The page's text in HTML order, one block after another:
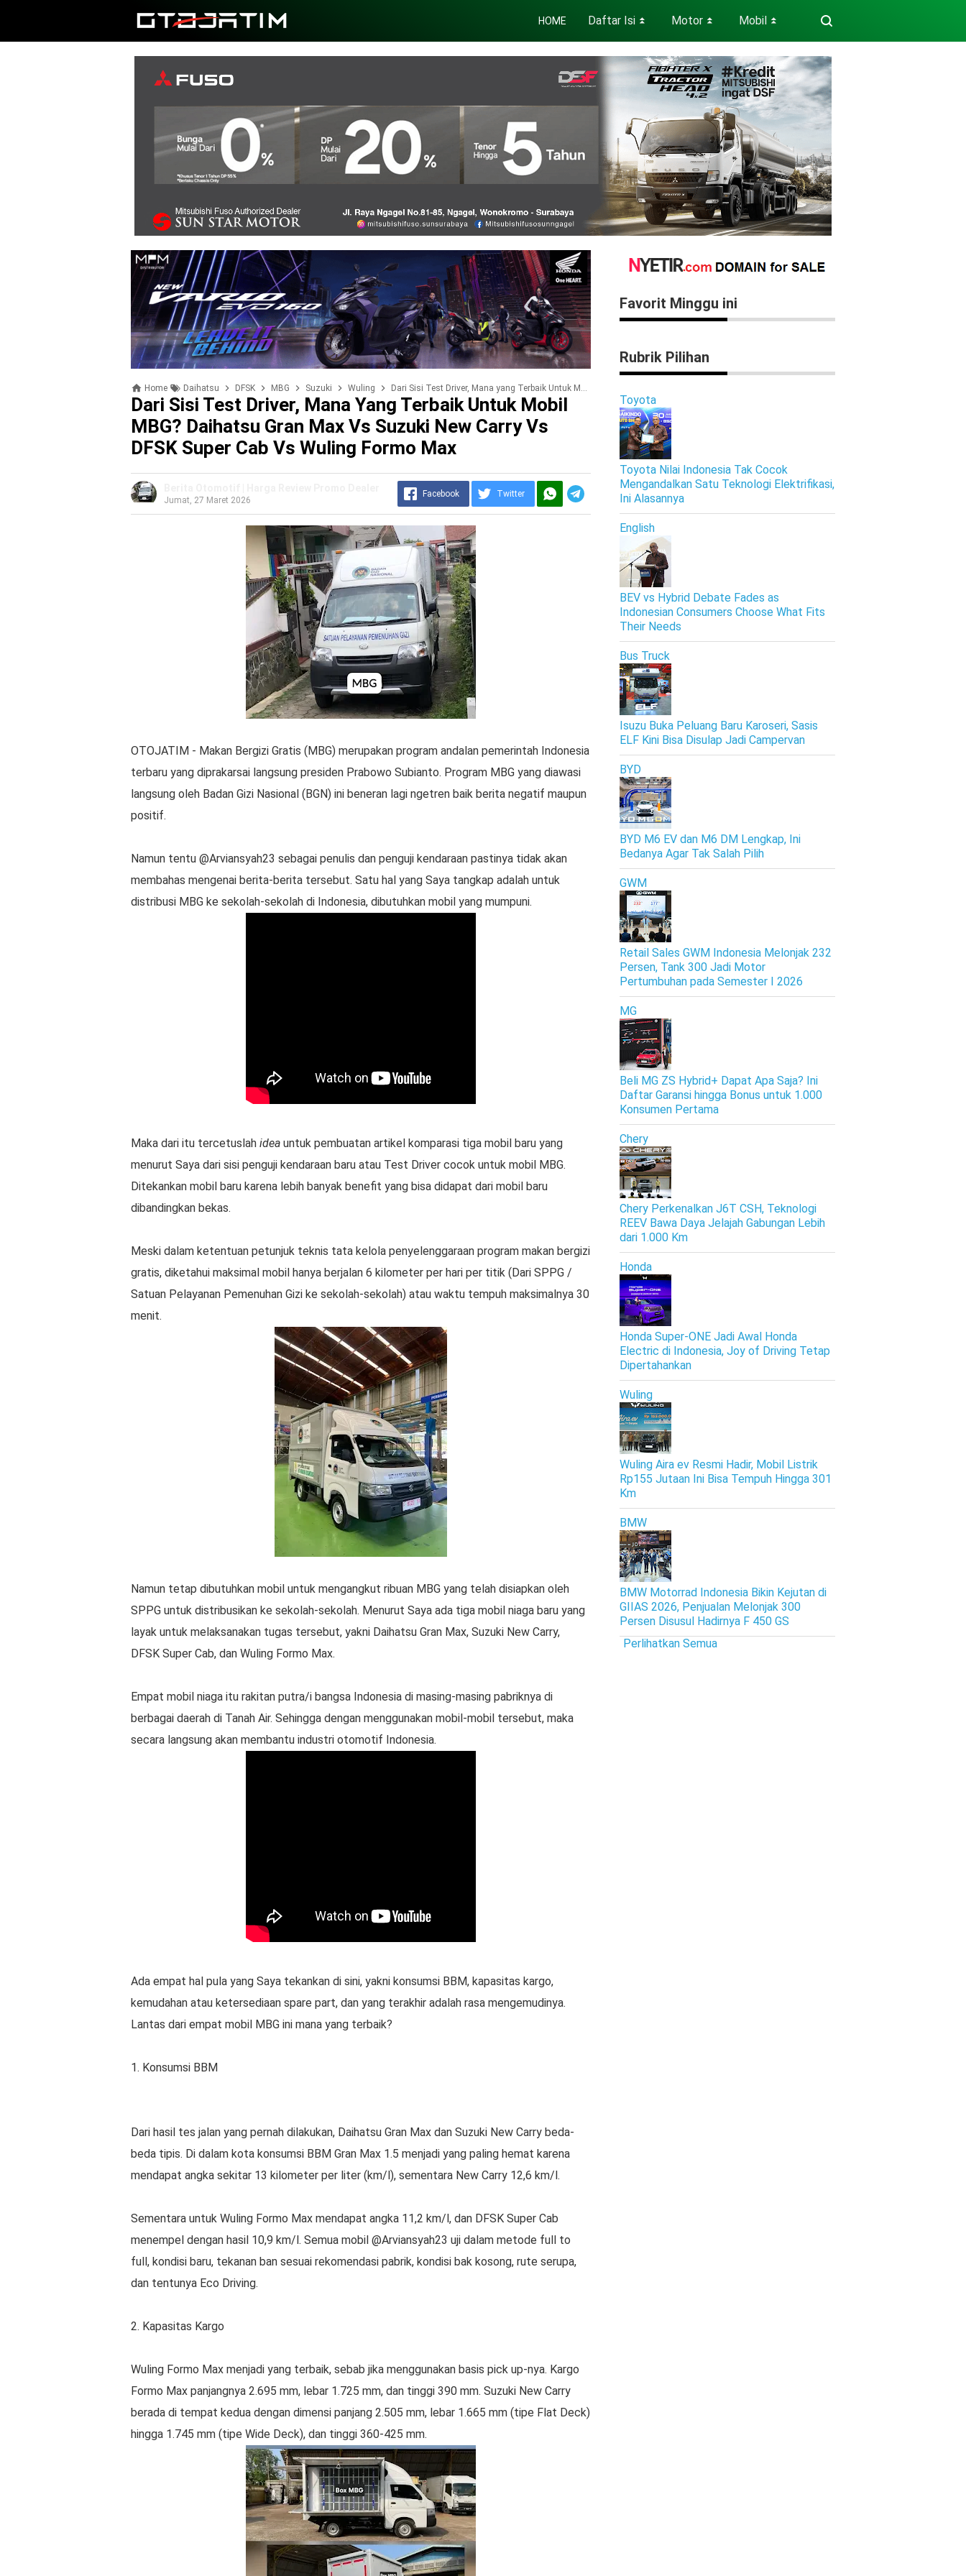
HOME Daftar Isi ⏬ Motor ⏬ Mobil ⏬
Home Daihatsu DFSK MBG Suzuki Wuling Dari Sisi Test Driver, Mana yang Terbaik Untuk Mobil MBG? Daihatsu Gran Max vs Suzuki New Carry vs DFSK Super Cab vs Wuling Formo Max
Dari Sisi Test Driver, Mana Yang Terbaik Untuk Mobil
MBG? Daihatsu Gran Max Vs Suzuki New Carry Vs
DFSK Super Cab Vs Wuling Formo Max
Jumat, 27 Maret 2026
Facebook Twitter
OTOJATIM - Makan Bergizi Gratis (MBG) merupakan program andalan pemerintah Indonesia
terbaru yang diprakarsai langsung presiden Prabowo Subianto. Program MBG yang diawasi
langsung oleh Badan Gizi Nasional (BGN) ini beneran lagi ngetren baik berita negatif maupun
positif.
Namun tentu @Arviansyah23 sebagai penulis dan penguji kendaraan pastinya tidak akan
membahas mengenai berita-berita tersebut. Satu hal yang Saya tangkap adalah untuk
distribusi MBG ke sekolah-sekolah di Indonesia, dibutuhkan mobil yang mumpuni.
Maka dari itu tercetuslah idea untuk pembuatan artikel komparasi tiga mobil baru yang
menurut Saya dari sisi penguji kendaraan baru atau Test Driver cocok untuk mobil MBG.
Ditekankan mobil baru karena lebih banyak benefit yang bisa didapat dari mobil baru
dibandingkan bekas.
Meski dalam ketentuan petunjuk teknis tata kelola penyelenggaraan program makan bergizi
gratis, diketahui maksimal mobil hanya berjalan 6 kilometer per hari per titik (Dari SPPG /
Satuan Pelayanan Pemenuhan Gizi ke sekolah-sekolah) atau waktu tempuh maksimalnya 30
menit.
Namun tetap dibutuhkan mobil untuk mengangkut ribuan MBG yang telah disiapkan oleh
SPPG untuk distribusikan ke sekolah-sekolah. Menurut Saya ada tiga mobil niaga baru yang
layak untuk melaksanakan tugas tersebut, yakni Daihatsu Gran Max, Suzuki New Carry,
DFSK Super Cab, dan Wuling Formo Max.
Empat mobil niaga itu rakitan putra/i bangsa Indonesia di masing-masing pabriknya di
berbagai daerah di Tanah Air. Sehingga dengan menggunakan mobil-mobil tersebut, maka
secara langsung akan membantu industri otomotif Indonesia.
Ada empat hal pula yang Saya tekankan di sini, yakni konsumsi BBM, kapasitas kargo,
kemudahan atau ketersediaan spare part, dan yang terakhir adalah rasa mengemudinya.
Lantas dari empat mobil MBG ini mana yang terbaik?
1. Konsumsi BBM
Dari hasil tes jalan yang pernah dilakukan, Daihatsu Gran Max dan Suzuki New Carry beda-
beda tipis. Di dalam kota konsumsi BBM Gran Max 1.5 menjadi yang paling hemat karena
mendapat angka sekitar 13 kilometer per liter (km/l), sementara New Carry 12,6 km/l.
Sementara untuk Wuling Formo Max mendapat angka 11,2 km/l, dan DFSK Super Cab
menempel dengan hasil 10,9 km/l. Semua mobil @Arviansyah23 uji dalam metode full to
full, kondisi baru, tekanan ban sesuai rekomendasi pabrik, kondisi bak kosong, rute serupa,
dan tentunya Eco Driving.
2. Kapasitas Kargo
Wuling Formo Max menjadi yang terbaik, sebab jika menggunakan basis pick up-nya. Kargo
Formo Max panjangnya 2.695 mm, lebar 1.725 mm, dan tinggi 390 mm. Suzuki New Carry
berada di tempat kedua dengan dimensi panjang 2.505 mm, lebar 1.665 mm (tipe Flat Deck)
hingga 1.745 mm (tipe Wide Deck), dan tinggi 360-425 mm.
Favorit Minggu ini
Rubrik Pilihan
Toyota
Toyota Nilai Indonesia Tak Cocok
Mengandalkan Satu Teknologi Elektrifikasi,
Ini Alasannya
English
BEV vs Hybrid Debate Fades as
Indonesian Consumers Choose What Fits
Their Needs
Bus Truck
Isuzu Buka Peluang Baru Karoseri, Sasis
ELF Kini Bisa Disulap Jadi Campervan
BYD
BYD M6 EV dan M6 DM Lengkap, Ini
Bedanya Agar Tak Salah Pilih
GWM
Retail Sales GWM Indonesia Melonjak 232
Persen, Tank 300 Jadi Motor
Pertumbuhan pada Semester I 2026
MG
Beli MG ZS Hybrid+ Dapat Apa Saja? Ini
Daftar Garansi hingga Bonus untuk 1.000
Konsumen Pertama
Chery
Chery Perkenalkan J6T CSH, Teknologi
REEV Bawa Daya Jelajah Gabungan Lebih
dari 1.000 Km
Honda
Honda Super-ONE Jadi Awal Honda
Electric di Indonesia, Joy of Driving Tetap
Dipertahankan
Wuling
Wuling Aira ev Resmi Hadir, Mobil Listrik
Rp155 Jutaan Ini Bisa Tempuh Hingga 301
Km
BMW
BMW Motorrad Indonesia Bikin Kejutan di
GIIAS 2026, Penjualan Melonjak 300
Persen Disusul Hadirnya F 450 GS
Perlihatkan Semua